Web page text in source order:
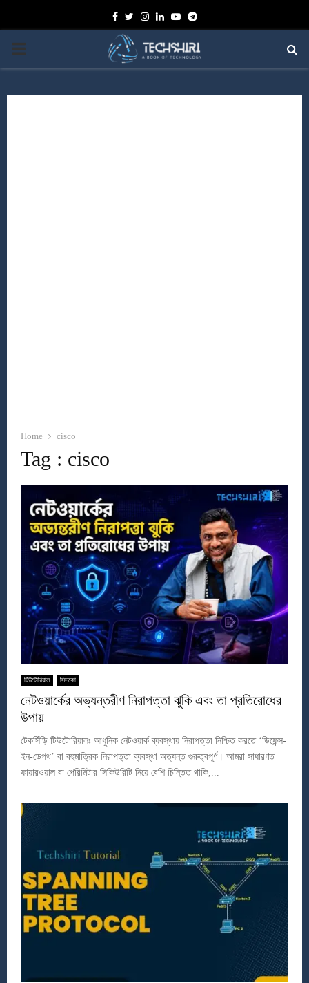
Facebook
TwitterInstagram
Linkedin
YoutubeTelegram
PRIMARY
Home cisco
Tag : cisco
টিউটোরিয়াল সিসকো
নেটওয়ার্কের অভ্যন্তরীণ নিরাপত্তা ঝুকি এবং তা প্রতিরোধের
উপায়
টেকসিঁড়ি টিউটোরিয়ালঃ আধুনিক নেটওয়ার্ক ব্যবস্থায় নিরাপত্তা নিশ্চিত করতে ‘ডিফেন্স-
ইন-ডেপথ’ বা বহুমাত্রিক নিরাপত্তা ব্যবস্থা অত্যন্ত গুরুত্বপূর্ণ। আমরা সাধারণত
ফায়ারওয়াল বা পেরিমিটার সিকিউরিটি নিয়ে বেশি চিন্তিত থাকি,...